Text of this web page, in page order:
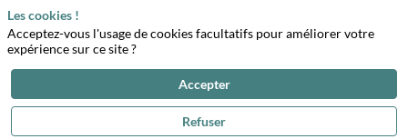
Les cookies !
Acceptez-vous l'usage de cookies facultatifs pour améliorer votre
expérience sur ce site ?
Accepter
Refuser